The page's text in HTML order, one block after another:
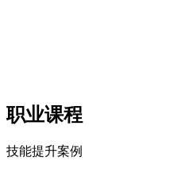
职业课程
技能提升案例